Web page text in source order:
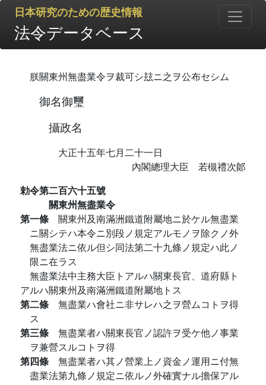
日本研究のための歴史情報
法令データベース
朕關東州無盡業令ヲ裁可シ玆ニ之ヲ公布セシム
御名御璽
攝政名
大正十五年七月二十一日
內閣總理大臣 若槻禮次郞
勅令第二百六十五號
關東州無盡業令
第一條 關東州及南滿洲鐵道附屬地ニ於ケル無盡業
ニ關シテハ本令ニ別段ノ規定アルモノヲ除クノ外
無盡業法ニ依ル但シ同法第二十九條ノ規定ハ此ノ
限ニ在ラス
無盡業法中主務大臣トアルハ關東長官、道府縣ト
アルハ關東州及南滿洲鐵道附屬地トス
第二條 無盡業ハ會社ニ非サレハ之ヲ營ムコトヲ得
ス
第三條 無盡業者ハ關東長官ノ認許ヲ受ケ他ノ事業
ヲ兼營スルコトヲ得
第四條 無盡業者ハ其ノ營業上ノ資金ノ運用ニ付無
盡業法第九條ノ規定ニ依ルノ外確實ナル擔保アル